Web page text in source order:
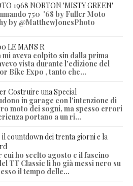
1968 NORTON 'MISTY GREEN'
750 '68 by Fuller Moto
by @MatthewJonesPhoto
LE MANS R
mi aveva colpito sin dalla prima
vista durante l'edizione del
Bike Expo , tanto che...
Costruire una Special
in garage con l'intenzione di
moto dei sogni, ma spesso errori
portano a un ri...
il countdown dei trenta giorni e la
cui ho scelto agosto e il fascino
TT Classic li ho già messi nero su
il tempo delle...